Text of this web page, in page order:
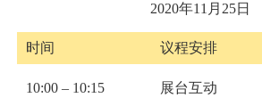
2020年11月25日
时间 议程安排
10:00 – 10:15 展台互动